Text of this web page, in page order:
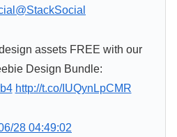
@StackSocial
assets FREE with our
Design Bundle:
http://t.co/IUQynLpCMR
28 04:49:02